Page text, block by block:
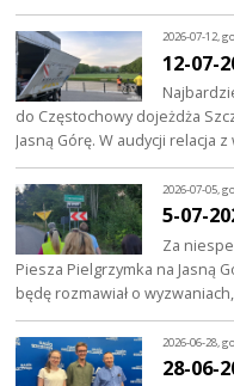
2026-07-12,
12-07-
do Częstochowy dojeżdża
Jasną Górę. W audycji relacja
2026-07-05,
5-07-
Za
Piesza Pielgrzymka na Jasną
będę rozmawiał o
2026-06-28,
28-06-